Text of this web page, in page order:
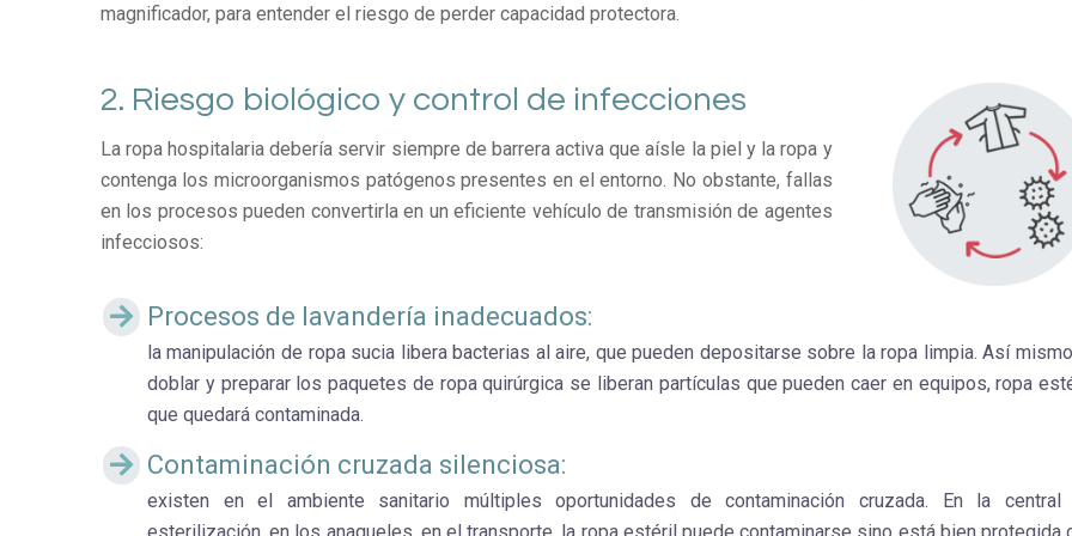
magnificador, para entender el riesgo de perder capacidad protectora.
2. Riesgo biológico y control de infecciones
La ropa hospitalaria debería servir siempre de barrera activa que aísle la piel y la ropa y
contenga los microorganismos patógenos presentes en el entorno. No obstante, fallas
en los procesos pueden convertirla en un eficiente vehículo de transmisión de agentes
infecciosos:
Procesos de lavandería inadecuados:
la manipulación de ropa sucia libera bacterias al aire, que pueden depositarse sobre la ropa limpia. Así
doblar y preparar los paquetes de ropa quirúrgica se liberan partículas que pueden caer en equipos, ropa
que quedará contaminada.
Contaminación cruzada silenciosa:
existen en el ambiente sanitario múltiples oportunidades de contaminación cruzada. En la central